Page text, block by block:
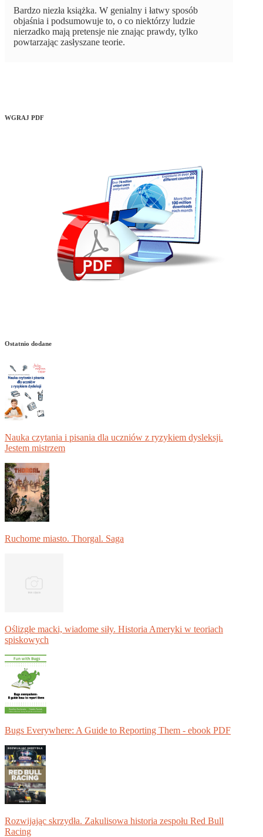
Bardzo niezła książka. W genialny i łatwy sposób
objaśnia i podsumowuje to, o co niektórzy ludzie
nierzadko mają pretensje nie znając prawdy, tylko
powtarzając zasłyszane teorie.
WGRAJ PDF
Ostatnio dodane
Nauka czytania i pisania dla uczniów z ryzykiem dysleksji.
Jestem mistrzem
Ruchome miasto. Thorgal. Saga
Oślizgłe macki, wiadome siły. Historia Ameryki w teoriach
spiskowych
Bugs Everywhere: A Guide to Reporting Them - ebook PDF
Rozwijając skrzydła. Zakulisowa historia zespołu Red Bull
Racing